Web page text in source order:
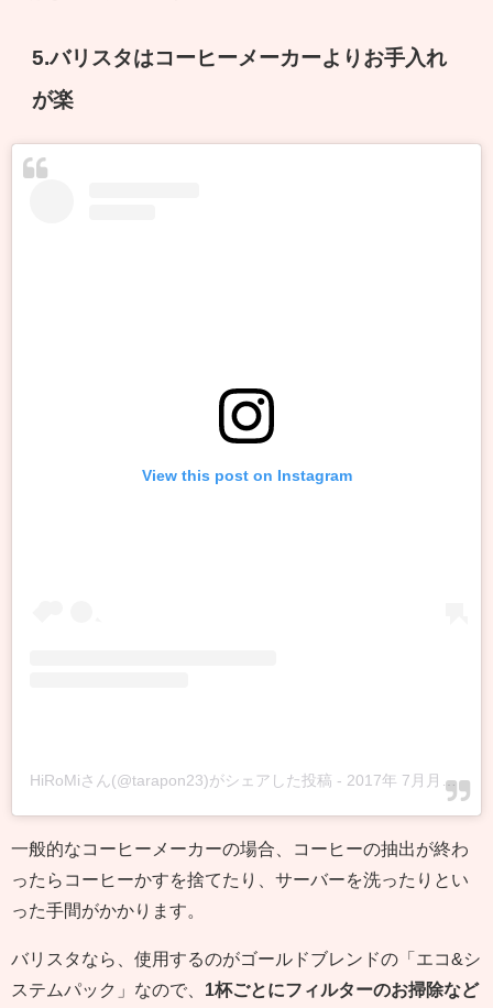
5.バリスタはコーヒーメーカーよりお手入れ
が楽
View this post on Instagram
HiRoMiさん(@tarapon23)がシェアした投稿 - 2017年 7月月25日午前6時07分PDT
一般的なコーヒーメーカーの場合、コーヒーの抽出が終わ
ったらコーヒーかすを捨てたり、サーバーを洗ったりとい
った手間がかかります。
バリスタなら、使用するのがゴールドブレンドの「エコ&シ
ステムパック」なので、 1杯ごとにフィルターのお掃除など